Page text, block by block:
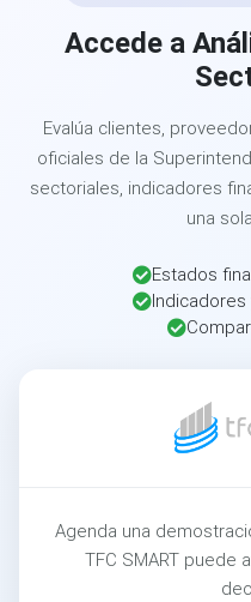
Accede a
Evalúa clientes,
oficiales de la
sectoriales, indicadores
una
Estados
Agenda una
TFC SMART puede